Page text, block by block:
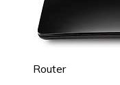
Router